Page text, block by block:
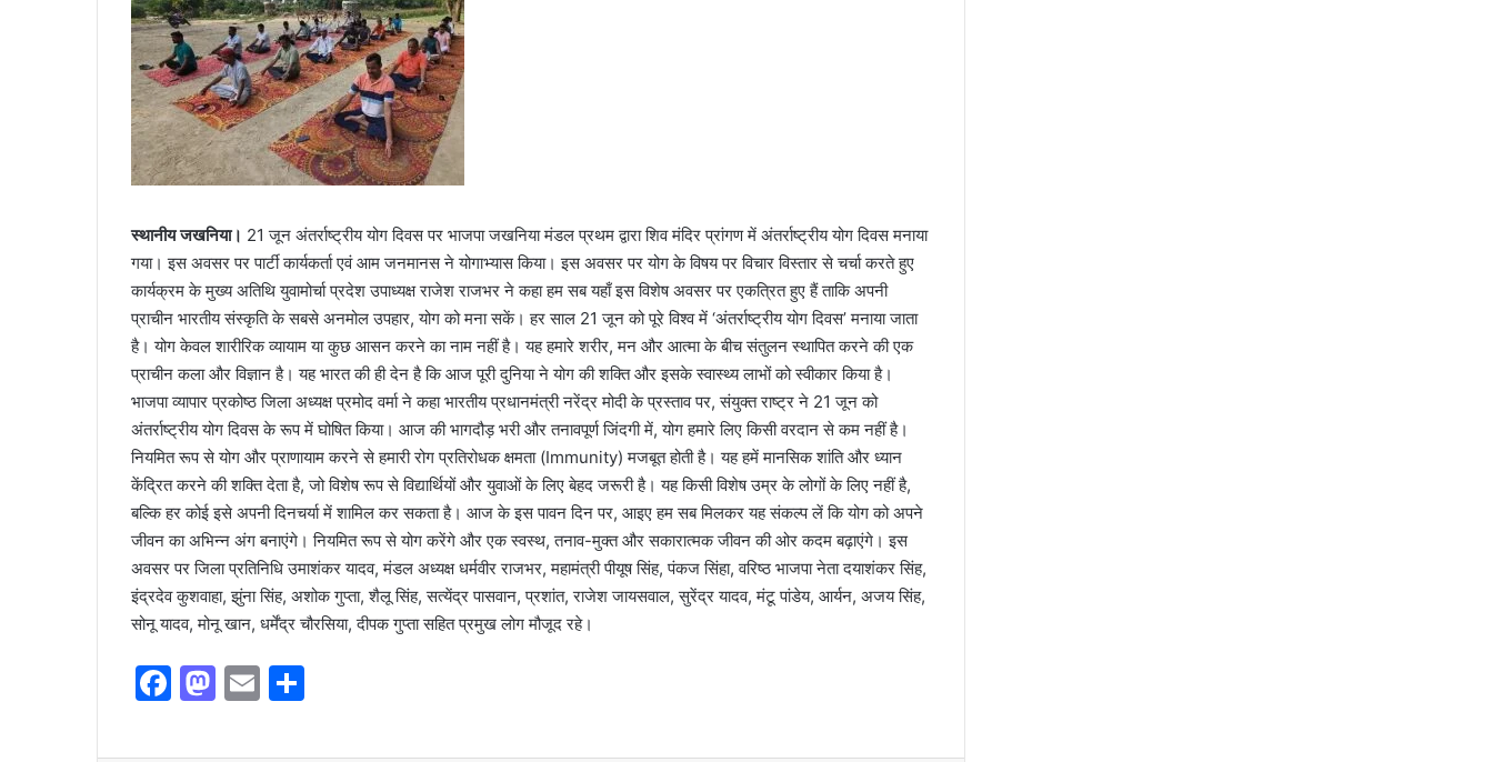
स्थानीय जखनिया। 21 जून अंतर्राष्ट्रीय योग दिवस पर भाजपा जखनिया मंडल प्रथम द्वारा शिव मंदिर प्रांगण में अंतर्राष्ट्रीय योग दिवस मनाया
गया। इस अवसर पर पार्टी कार्यकर्ता एवं आम जनमानस ने योगाभ्यास किया। इस अवसर पर योग के विषय पर विचार विस्तार से चर्चा करते हुए
कार्यक्रम के मुख्य अतिथि युवामोर्चा प्रदेश उपाध्यक्ष राजेश राजभर ने कहा हम सब यहाँ इस विशेष अवसर पर एकत्रित हुए हैं ताकि अपनी
प्राचीन भारतीय संस्कृति के सबसे अनमोल उपहार, योग को मना सकें। हर साल 21 जून को पूरे विश्व में ‘अंतर्राष्ट्रीय योग दिवस’ मनाया जाता
है। योग केवल शारीरिक व्यायाम या कुछ आसन करने का नाम नहीं है। यह हमारे शरीर, मन और आत्मा के बीच संतुलन स्थापित करने की एक
प्राचीन कला और विज्ञान है। यह भारत की ही देन है कि आज पूरी दुनिया ने योग की शक्ति और इसके स्वास्थ्य लाभों को स्वीकार किया है।
भाजपा व्यापार प्रकोष्ठ जिला अध्यक्ष प्रमोद वर्मा ने कहा भारतीय प्रधानमंत्री नरेंद्र मोदी के प्रस्ताव पर, संयुक्त राष्ट्र ने 21 जून को
अंतर्राष्ट्रीय योग दिवस के रूप में घोषित किया। आज की भागदौड़ भरी और तनावपूर्ण जिंदगी में, योग हमारे लिए किसी वरदान से कम नहीं है।
नियमित रूप से योग और प्राणायाम करने से हमारी रोग प्रतिरोधक क्षमता (Immunity) मजबूत होती है। यह हमें मानसिक शांति और ध्यान
केंद्रित करने की शक्ति देता है, जो विशेष रूप से विद्यार्थियों और युवाओं के लिए बेहद जरूरी है। यह किसी विशेष उम्र के लोगों के लिए नहीं है,
बल्कि हर कोई इसे अपनी दिनचर्या में शामिल कर सकता है। आज के इस पावन दिन पर, आइए हम सब मिलकर यह संकल्प लें कि योग को अपने
जीवन का अभिन्न अंग बनाएंगे। नियमित रूप से योग करेंगे और एक स्वस्थ, तनाव-मुक्त और सकारात्मक जीवन की ओर कदम बढ़ाएंगे। इस
अवसर पर जिला प्रतिनिधि उमाशंकर यादव, मंडल अध्यक्ष धर्मवीर राजभर, महामंत्री पीयूष सिंह, पंकज सिंहा, वरिष्ठ भाजपा नेता दयाशंकर सिंह,
इंद्रदेव कुशवाहा, झुंना सिंह, अशोक गुप्ता, शैलू सिंह, सत्येंद्र पासवान, प्रशांत, राजेश जायसवाल, सुरेंद्र यादव, मंटू पांडेय, आर्यन, अजय सिंह,
सोनू यादव, मोनू खान, धर्मेंद्र चौरसिया, दीपक गुप्ता सहित प्रमुख लोग मौजूद रहे।
F
M E